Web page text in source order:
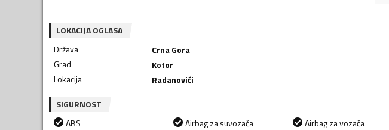
LOKACIJA OGLASA
Država
Crna Gora
Grad
Kotor
Lokacija
Radanovići
SIGURNOST
ABS
Airbag za suvozača
Airbag za vozača